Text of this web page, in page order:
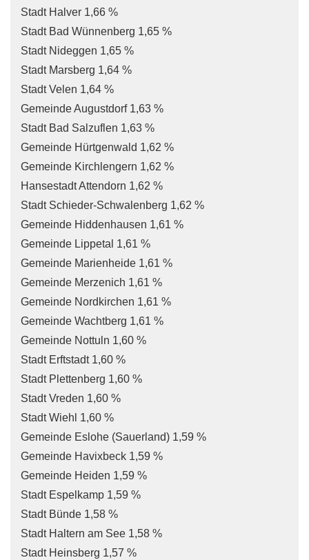
Stadt Halver 1,66 %
Stadt Bad Wünnenberg 1,65 %
Stadt Nideggen 1,65 %
Stadt Marsberg 1,64 %
Stadt Velen 1,64 %
Gemeinde Augustdorf 1,63 %
Stadt Bad Salzuflen 1,63 %
Gemeinde Hürtgenwald 1,62 %
Gemeinde Kirchlengern 1,62 %
Hansestadt Attendorn 1,62 %
Stadt Schieder-Schwalenberg 1,62 %
Gemeinde Hiddenhausen 1,61 %
Gemeinde Lippetal 1,61 %
Gemeinde Marienheide 1,61 %
Gemeinde Merzenich 1,61 %
Gemeinde Nordkirchen 1,61 %
Gemeinde Wachtberg 1,61 %
Gemeinde Nottuln 1,60 %
Stadt Erftstadt 1,60 %
Stadt Plettenberg 1,60 %
Stadt Vreden 1,60 %
Stadt Wiehl 1,60 %
Gemeinde Eslohe (Sauerland) 1,59 %
Gemeinde Havixbeck 1,59 %
Gemeinde Heiden 1,59 %
Stadt Espelkamp 1,59 %
Stadt Bünde 1,58 %
Stadt Haltern am See 1,58 %
Stadt Heinsberg 1,57 %